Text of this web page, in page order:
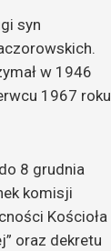
syn
w 1946
1967 roku
8 grudnia
komisji
Kościoła
oraz dekretu